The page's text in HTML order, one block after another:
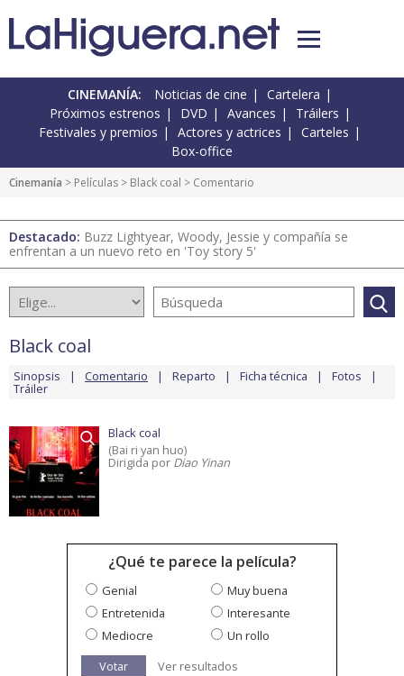
CINEMANÍA: Noticias de cine
Cartelera
Próximos estrenos
DVD Avances
Tráilers
Festivales y premios
Actores y actrices
Carteles
Box-office
Cinemanía > Películas > Black coal > Comentario
Destacado: Buzz Lightyear, Woody, Jessie y compañía se
enfrentan a un nuevo reto en 'Toy story 5'
Black coal
Sinopsis Comentario Reparto Ficha técnica Fotos
Tráiler
Black coal
(Bai ri yan huo)
Dirigida por Diao Yinan
¿Qué te parece la película?
Genial
Muy buena
Entretenida
Interesante
Mediocre
Un rollo
Votar
Ver resultados